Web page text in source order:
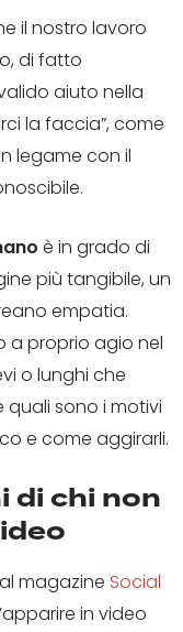
il nostro lavoro
di fatto
aiuto nella
la faccia”, come
legame con il
è in grado di
più tangibile, un
empatia.
a proprio agio nel
o lunghi che
sono i motivi
e come aggirarli.
di chi non
magazine Social
in video